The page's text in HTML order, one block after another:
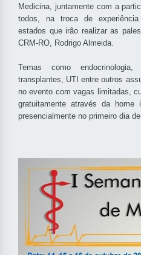
Medicina, juntamente com a
todos, na troca de
estados que irão realizar as
CRM-RO, Rodrigo Almeida.
Temas como
transplantes, UTI entre outros
no evento com vagas limitadas,
gratuitamente através da
presencialmente no primeiro dia